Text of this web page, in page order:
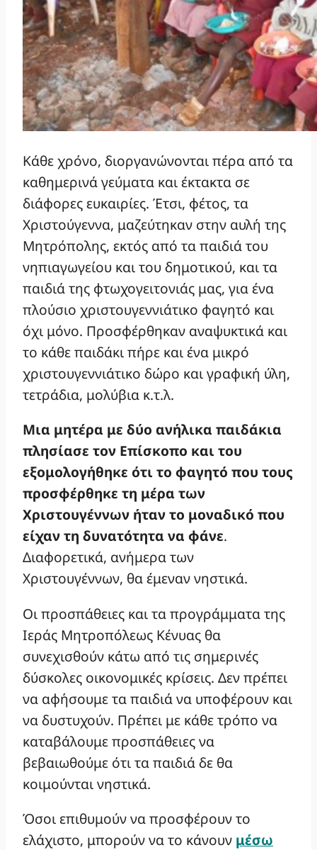
Κάθε χρόνο, διοργανώνονται πέρα από τα
καθημερινά γεύματα και έκτακτα σε
διάφορες ευκαιρίες. Έτσι, φέτος, τα
Χριστούγεννα, μαζεύτηκαν στην αυλή της
Μητρόπολης, εκτός από τα παιδιά του
νηπιαγωγείου και του δημοτικού, και τα
παιδιά της φτωχογειτονιάς μας, για ένα
πλούσιο χριστουγεννιάτικο φαγητό και
όχι μόνο. Προσφέρθηκαν αναψυκτικά και
το κάθε παιδάκι πήρε και ένα μικρό
χριστουγεννιάτικο δώρο και γραφική ύλη,
τετράδια, μολύβια κ.τ.λ.
Μια μητέρα με δύο ανήλικα παιδάκια
πλησίασε τον Επίσκοπο και του
εξομολογήθηκε ότι το φαγητό που τους
προσφέρθηκε τη μέρα των
Χριστουγέννων ήταν το μοναδικό που
είχαν τη δυνατότητα να φάνε.
Διαφορετικά, ανήμερα των
Χριστουγέννων, θα έμεναν νηστικά.
Οι προσπάθειες και τα προγράμματα της
Ιεράς Μητροπόλεως Κένυας θα
συνεχισθούν κάτω από τις σημερινές
δύσκολες οικονομικές κρίσεις. Δεν πρέπει
να αφήσουμε τα παιδιά να υποφέρουν και
να δυστυχούν. Πρέπει με κάθε τρόπο να
καταβάλουμε προσπάθειες να
βεβαιωθούμε ότι τα παιδιά δε θα
κοιμούνται νηστικά.
Όσοι επιθυμούν να προσφέρουν το
ελάχιστο, μπορούν να το κάνουν μέσω